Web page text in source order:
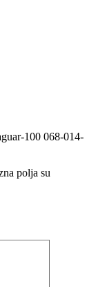
100 068-014-
polja su